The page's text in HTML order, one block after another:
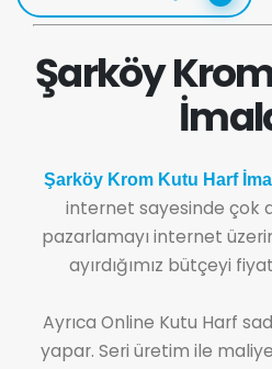
Şarköy
Şarköy Krom Kutu Harf
internet sayesinde çok
pazarlamayı internet
ayırdığımız bütçeyi
Ayrıca Online Kutu Harf
yapar. Seri üretim ile